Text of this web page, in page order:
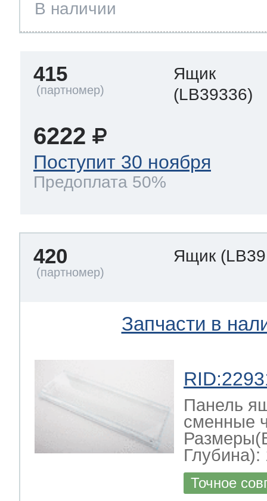
В наличии
415
Ящик
(LB39336)
6222
Поступит 30 ноября
Предоплата 50%
420 Ящик
Запчасти в
Панель
сменные
Глубина):
Точное